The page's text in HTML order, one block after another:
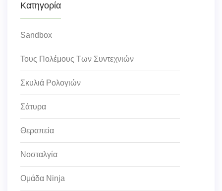
Κατηγορία
Sandbox
Τους Πολέμους Των Συντεχνιών
Σκυλιά Ρολογιών
Σάτυρα
Θεραπεία
Νοσταλγία
Ομάδα Ninja